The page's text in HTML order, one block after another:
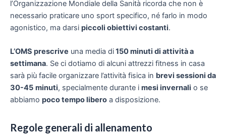
l’Organizzazione Mondiale della Sanità ricorda che non è
necessario praticare uno sport specifico, né farlo in modo
agonistico, ma darsi piccoli obiettivi costanti.
L’OMS prescrive una media di150 minuti di attività a
settimana. Se ci dotiamo di alcuni attrezzi fitness in casa
sarà più facile organizzare l’attività fisica in brevi sessioni da
30-45 minuti, specialmente durante i mesi invernali o se
abbiamo poco tempo libero a disposizione.
Regole generali di allenamento